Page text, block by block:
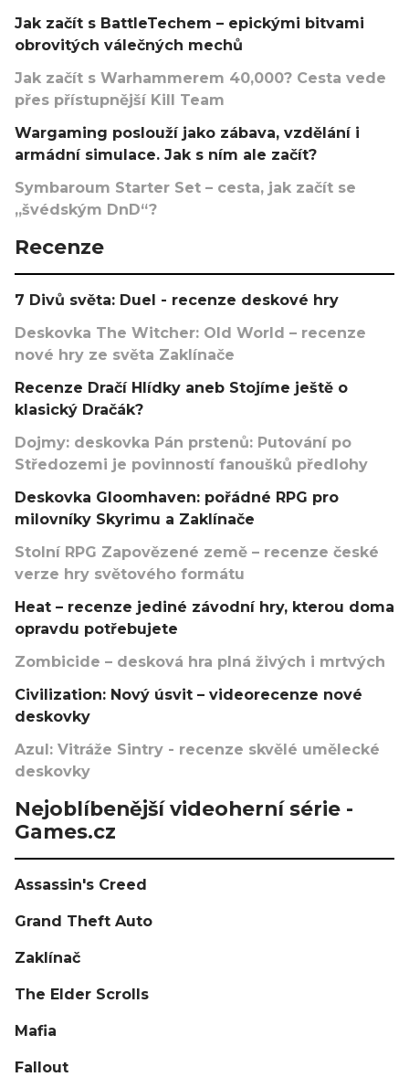
Jak začít s BattleTechem – epickými bitvami
obrovitých válečných mechů
Jak začít s Warhammerem 40,000? Cesta vede
přes přístupnější Kill Team
Wargaming poslouží jako zábava, vzdělání i
armádní simulace. Jak s ním ale začít?
Symbaroum Starter Set – cesta, jak začít se
„švédským DnD“?
Recenze
7 Divů světa: Duel - recenze deskové hry
Deskovka The Witcher: Old World – recenze
nové hry ze světa Zaklínače
Recenze Dračí Hlídky aneb Stojíme ještě o
klasický Dračák?
Dojmy: deskovka Pán prstenů: Putování po
Středozemi je povinností fanoušků předlohy
Deskovka Gloomhaven: pořádné RPG pro
milovníky Skyrimu a Zaklínače
Stolní RPG Zapovězené země – recenze české
verze hry světového formátu
Heat – recenze jediné závodní hry, kterou doma
opravdu potřebujete
Zombicide – desková hra plná živých i mrtvých
Civilization: Nový úsvit – videorecenze nové
deskovky
Azul: Vitráže Sintry - recenze skvělé umělecké
deskovky
Nejoblíbenější videoherní série -
Games.cz
Assassin's Creed
Grand Theft Auto
Zaklínač
The Elder Scrolls
Mafia
Fallout